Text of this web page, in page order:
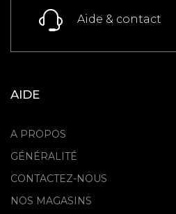
Aide & contact
AIDE
A PROPOS
GÉNÉRALITÉ
CONTACTEZ-NOUS
NOS MAGASINS